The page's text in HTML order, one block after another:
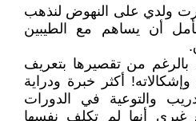
ولدي على النهوض لنذهب
أن يساهم مع الطيبين
بالرغم من تقصيرها بتعريف
وإشكالاته! أكثر خبرة ودراية
والتوعية في الدورات
غيري أنها لم تكلف نفسها